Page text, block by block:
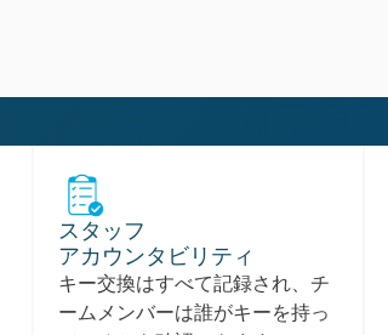
スタッフ
アカウンタビリティ
キー交換はすべて記録され、チ
ームメンバーは誰がキーを持っ